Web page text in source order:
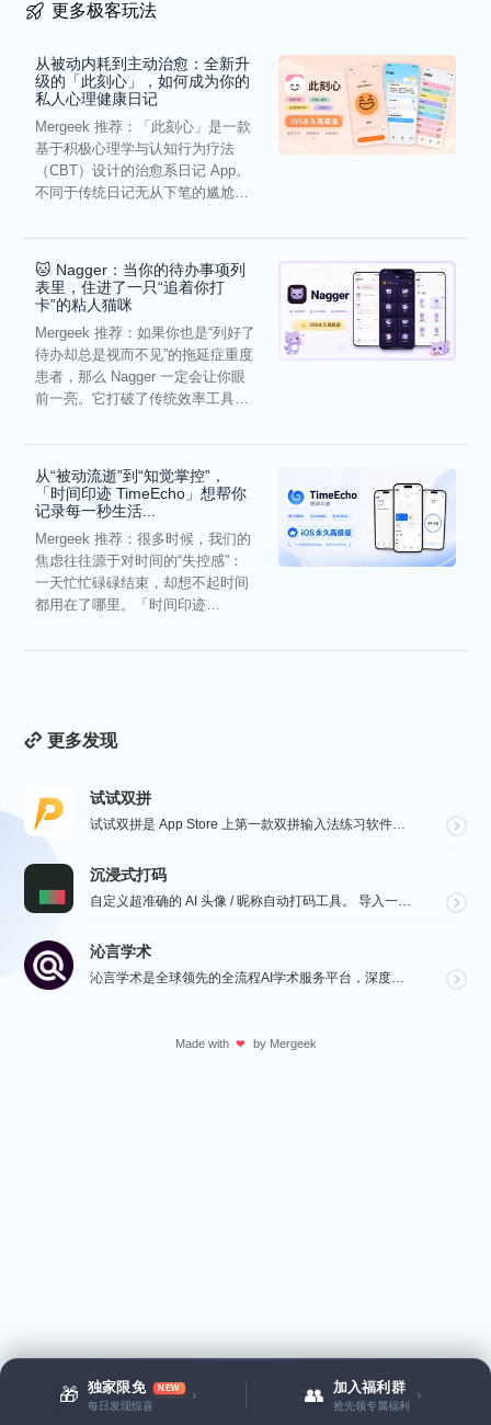
🎁 独家限免 NEW
每日发现惊喜
› 👥 加入福利群
抢先领专属福利
›
更多极客玩法
从被动内耗到主动治愈：全新升
级的「此刻心」，如何成为你的
私人心理健康日记
Mergeek 推荐：「此刻心」是一款
基于积极心理学与认知行为疗法
（CBT）设计的治愈系日记 App。
不同于传统日记无从下笔的尴尬，
🐱 Nagger：当你的待办事项列
表里，住进了一只“追着你打
卡”的粘人猫咪
Mergeek 推荐：如果你也是“列好了
待办却总是视而不见”的拖延症重度
患者，那么 Nagger 一定会让你眼
前一亮。它打破了传统效率工具冰
从“被动流逝”到“知觉掌控”，
「时间印迹 TimeEcho」想帮你
记录每一秒生活...
Mergeek 推荐：很多时候，我们的
焦虑往往源于对时间的“失控感”：
一天忙忙碌碌结束，却想不起时间
都用在了哪里。「时间印迹
更多发现
试试双拼
试试双拼是 App Store 上第一款双拼输入法练习软件，通过这个软件你能方便的学习双拼规则，练习...
沉浸式打码
自定义超准确的 AI 头像 / 昵称自动打码工具。 导入一张微信聊天截图，或者抖音/小红书/微博评论...
沁言学术
沁言学术是全球领先的全流程AI学术服务平台，深度赋能从选题构思、文献检索、文献阅读、文献管理到辅助写...
Made with ❤ by Mergeek